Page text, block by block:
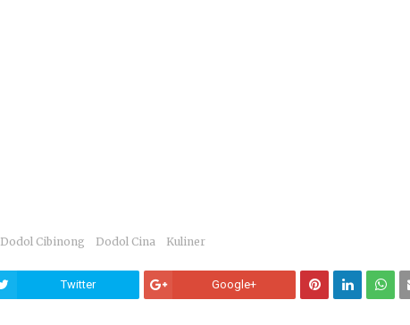
Dodol Cibinong Dodol Cina Kuliner
Twitter Google+